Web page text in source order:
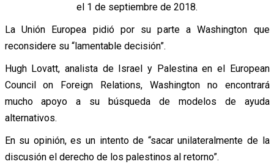
el 1 de septiembre de 2018.
La Unión Europea pidió por su parte a Washington que
reconsidere su “lamentable decisión”.
Hugh Lovatt, analista de Israel y Palestina en el European
Council on Foreign Relations, Washington no encontrará
mucho apoyo a su búsqueda de modelos de ayuda
alternativos.
En su opinión, es un intento de “sacar unilateralmente de la
discusión el derecho de los palestinos al retorno”.